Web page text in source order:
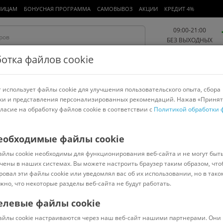
БОНУСНАЯ ПРОГРАММА САМОВЫВОЗ АКЦИИ КРЕДИТ 4%
09:00-21:00
БЕЗ ВЫХОДНЫХ
Работа и офис Авто и мото Детям и мамам Красота и
спорт
> Patrol
Код: 7353432
файлов cookie
файлы cookie для улучшения пользовательского опыта, сбора
и представления персонализированных рекомендаций. Нажав
на обработку файлов cookie в соответствии с Политикой обработки
файлы cookie
cookie необходимы для функционирования веб-сайта и не могут
в наших системах. Вы можете настроить браузер таким образом,
эти файлы cookie или уведомлял вас об их использовании, но в
что некоторые разделы веб-сайта не будут работать.
файлы cookie
cookie настраиваются через наш веб-сайт нашими партнерами. Они